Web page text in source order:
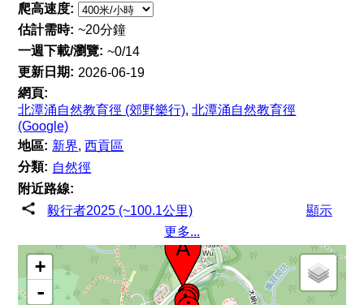
爬高速度:
估計需時: ~20分鐘
一週下載/瀏覽: ~0/14
更新日期: 2026-06-19
網頁:
北潭涌自然教育徑 (郊野樂行),北潭涌自然教育徑
(Google)
地區: 新界,西貢區
分類: 自然徑
附近路線:
毅行者2025 (~100.1公里)
顯示
更多...
+
-